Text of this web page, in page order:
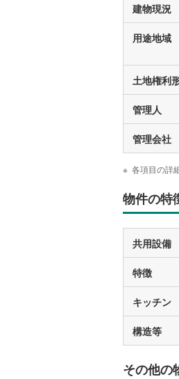
建物現況
用途地域
土地権利
管理人
管理会社
各項目の詳
物件の特
共用設備
特徴
キッチン
構造等
その他の